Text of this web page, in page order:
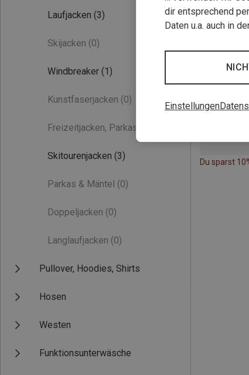
Laufjacken (3)
Skijacken (0)
Windbreaker (1)
Kunstfaserjacken (0)
Freizeitjacken, Parkas
Skitourenjacken (3)
Parkas & Mäntel (0)
Doppeljacken (0)
Langlaufjacken (0)
Pullover, Hoodies, Shirts
Hosen
Westen
Funktionsunterwäsche
Du sparst
dir entsprechend
Daten u.a. auch in
Einstellungen